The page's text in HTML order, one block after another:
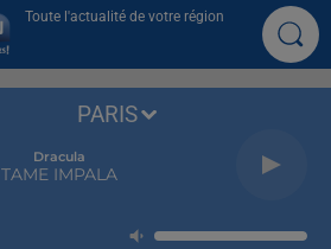
Toute l'actualité de votre région
Dracula
TAME IMPALA
PARIS